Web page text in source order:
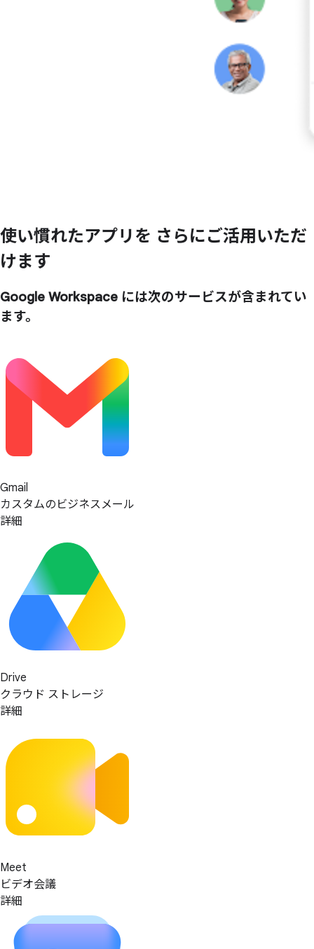
使い慣れたアプリを さらにご活用いただ
けます
Google Workspace には次のサービスが含まれてい
ます。
Gmail
カスタムのビジネスメール
詳細
Drive
クラウド ストレージ
詳細
Meet
ビデオ会議
詳細